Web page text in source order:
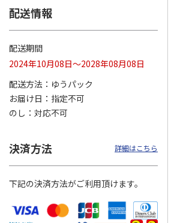
ペット線香 虹のか
なた フルーティフ
ローラルの香り
590円
(送料別・税込)
えBOX とりささ…
380円
(送料別・税込)
配送情報
配送期間
2024年10月08日～2028年08月08日
配送方法
ゆうパック
お届け日
指定不可
のし
対応不可
決済方法 詳細はこちら
下記の決済方法がご利用頂けます。